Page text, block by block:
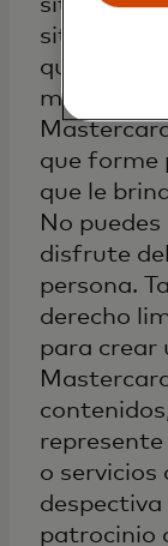
sitio de
sitio de
que pueda
modo a
que forme
que le
No
disfrute
persona.
derecho
para crear
o servicios
patrocinio